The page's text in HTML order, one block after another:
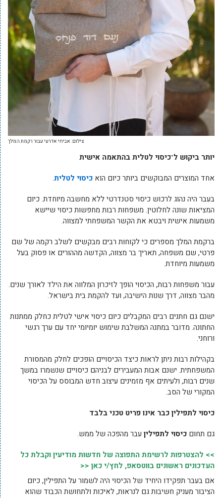
צילום: אביחי אדרעי עבור רקמת המלך
יותר ביקוש ל־כיסוי לטלית בהתאמה אישית
אחד המוצרים המבוקשים ביותר כיום הוא כיסוי לטלית.
בעבר היה נהוג לרכוש כיסוי סטנדרטי ללא מחשבה מיוחדת. כיום
המציאות שונה לחלוטין. משפחות רבות מחפשות כיסוי שיישא
משמעות אישית ויבטא את הקשר המשפחתי למצווה.
ברקמת המלך מספרים כי לקוחות רבים מבקשים לשלב רקמה של שם
פרטי, שם משפחה, תאריך בר מצווה, הקדשה מההורים או פסוק בעל
משמעות מיוחדת.
עבור משפחות רבות, הכיסוי הופך לזיכרון המלווה את הילד לאורך שנים.
מהבר מצווה, דרך שנות הישיבה, ועד להקמת בית בישראל.
ישנם גם חתנים רבים המקבלים כיום כיסוי אישי לטלית כחלק ממתנות
החתונה. מדובר במתנה המשלבת שימוש יומיומי יחד עם ערך רגשי
ורוחני.
בקהילות רבות ניתן לראות כיצד הכיסויים הופכים לחלק מהמסורת
המשפחתית. ישנם אבות המעבירים לבניהם כיסויים שנשמרו במשך
שנים רבות, ולעיתים אף מזמינים עיצוב חדש המבוסס על הכיסוי
המקורי של הסב.
כיסוי לתפילין כבר אינו פריט טכני בלבד
גם תחום כיסוי לתפילין עבר מהפכה של ממש.
>> להצטרפות לרשימת התפוצה של חדשות מודיעין וקבלת כל
העדכונים ראשונים בווטסאפ, לחץ/י כאן <<
אם בעבר תפקידו היחיד של הכיסוי היה לשמור על התפילין, כיום
הציבור מעניק חשיבות גם לנראות, לאיכות ולתחושת הכבוד שהוא